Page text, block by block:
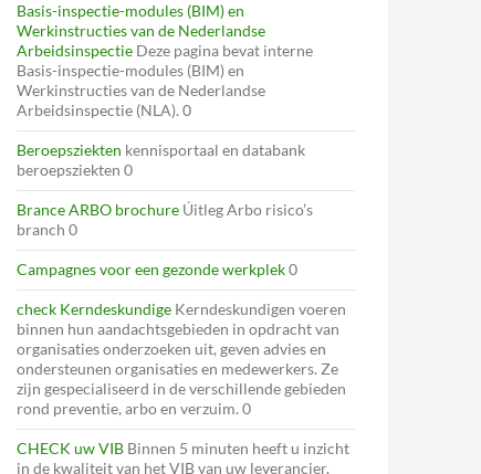
Basis-inspectie-modules (BIM) en
Werkinstructies van de Nederlandse
Arbeidsinspectie Deze pagina bevat interne
Basis-inspectie-modules (BIM) en
Werkinstructies van de Nederlandse
Arbeidsinspectie (NLA). 0
Beroepsziekten kennisportaal en databank
beroepsziekten 0
Brance ARBO brochure Úitleg Arbo risico’s
branch 0
Campagnes voor een gezonde werkplek0
check Kerndeskundige Kerndeskundigen voeren
binnen hun aandachtsgebieden in opdracht van
organisaties onderzoeken uit, geven advies en
ondersteunen organisaties en medewerkers. Ze
zijn gespecialiseerd in de verschillende gebieden
rond preventie, arbo en verzuim. 0
CHECK uw VIB Binnen 5 minuten heeft u inzicht
in de kwaliteit van het VIB van uw leverancier.